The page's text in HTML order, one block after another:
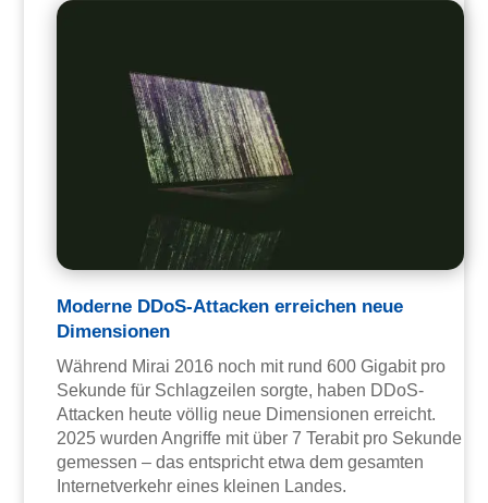
Moderne DDoS-Attacken erreichen neue
Dimensionen
Während Mirai 2016 noch mit rund 600 Gigabit pro
Sekunde für Schlagzeilen sorgte, haben DDoS-
Attacken heute völlig neue Dimensionen erreicht.
2025 wurden Angriffe mit über 7 Terabit pro Sekunde
gemessen – das entspricht etwa dem gesamten
Internetverkehr eines kleinen Landes.